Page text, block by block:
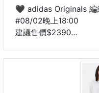
下擺還有可調節抽繩
可以依照穿搭調整版型
很適合春夏防曬、冷氣
想要韓系休閒、復古街
🖤 adidas Originals 編
#08/02晚上18:00
建議售價$2390